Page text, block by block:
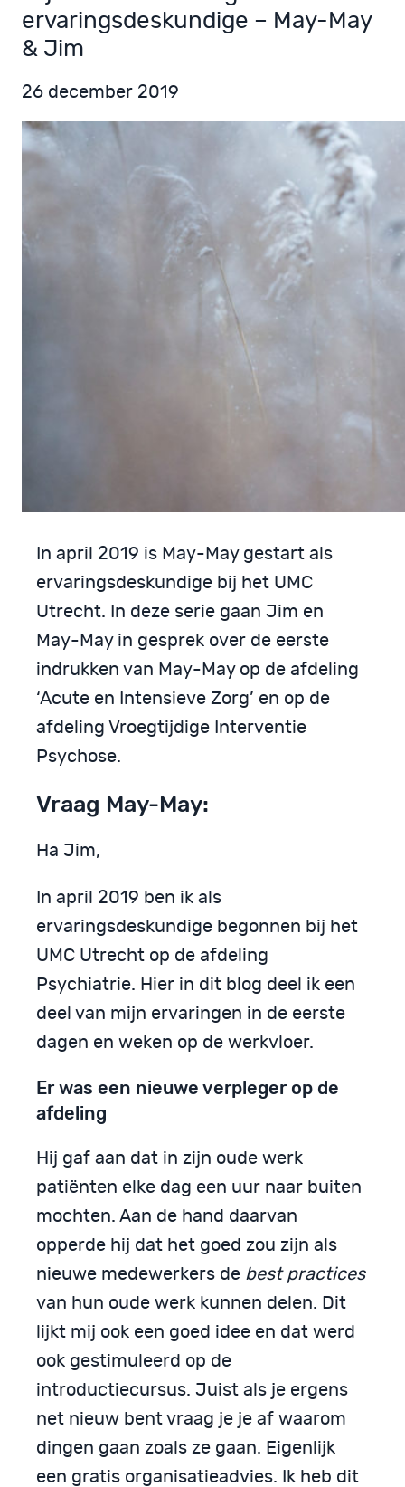
ervaringsdeskundige – May-May
& Jim
26 december 2019
In april 2019 is May-May gestart als
ervaringsdeskundige bij het UMC
Utrecht. In deze serie gaan Jim en
May-May in gesprek over de eerste
indrukken van May-May op de afdeling
‘Acute en Intensieve Zorg’ en op de
afdeling Vroegtijdige Interventie
Psychose.
Vraag May-May:
Ha Jim,
In april 2019 ben ik als
ervaringsdeskundige begonnen bij het
UMC Utrecht op de afdeling
Psychiatrie. Hier in dit blog deel ik een
deel van mijn ervaringen in de eerste
dagen en weken op de werkvloer.
Er was een nieuwe verpleger op de
afdeling
Hij gaf aan dat in zijn oude werk
patiënten elke dag een uur naar buiten
mochten. Aan de hand daarvan
opperde hij dat het goed zou zijn als
nieuwe medewerkers de best practices
van hun oude werk kunnen delen. Dit
lijkt mij ook een goed idee en dat werd
ook gestimuleerd op de
introductiecursus. Juist als je ergens
net nieuw bent vraag je je af waarom
dingen gaan zoals ze gaan. Eigenlijk
een gratis organisatieadvies. Ik heb dit